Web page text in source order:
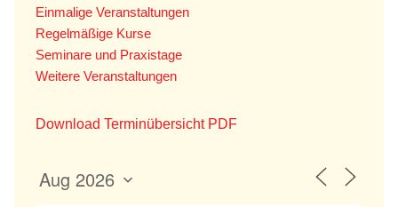
Einmalige Veranstaltungen
Regelmäßige Kurse
Seminare und Praxistage
Weitere Veranstaltungen
Download Terminübersicht PDF